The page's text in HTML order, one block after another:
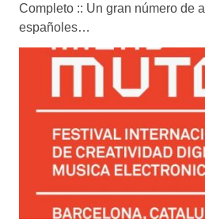
Completo :: Un gran número de
españoles…